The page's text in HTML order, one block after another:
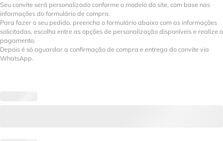
Seu convite será personalizado conforme o modelo do site, com base nas
informações do formulário de compra.
Para fazer o seu pedido, preencha o formulário abaixo com as informações
solicitadas, escolha entre as opções de personalização disponíveis e realize o
pagamento.
Depois é só aguardar a confirmação de compra e entrega do convite via
WhatsApp.